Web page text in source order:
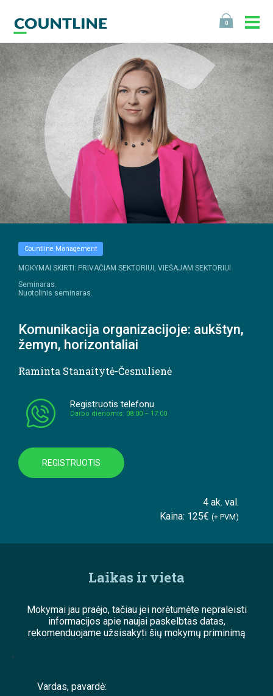
0
Countline Management
MOKYMAI SKIRTI: PRIVAČIAM SEKTORIUI, VIEŠAJAM SEKTORIUI
Seminaras.
Nuotolinis seminaras.
Komunikacija organizacijoje: aukštyn,
žemyn, horizontaliai
Raminta Stanaitytė-Česnulienė
Registruotis telefonu
Darbo dienomis: 08:00 – 17:00
REGISTRUOTIS
4 ak. val.
Kaina: 125€ (+ PVM)
Laikas ir vieta
Mokymai jau praėjo, tačiau jei norėtumėte nepraleisti
informacijos apie naujai paskelbtas datas,
rekomenduojame užsisakyti šių mokymų priminimą
;
Vardas, pavardė: